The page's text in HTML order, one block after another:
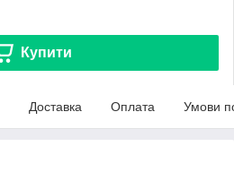
Купити
Доставка Оплата Умови